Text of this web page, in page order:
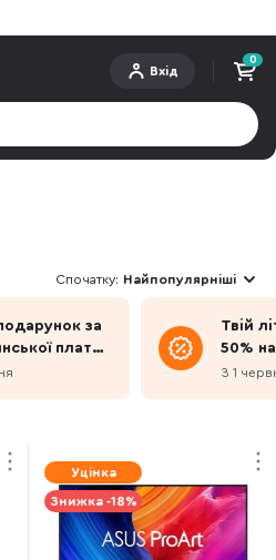
Вхід
0
Спочатку: Найпопулярніші
за
плати
або B860
Твій
50%
З 1
Уцінка
Знижка -18%